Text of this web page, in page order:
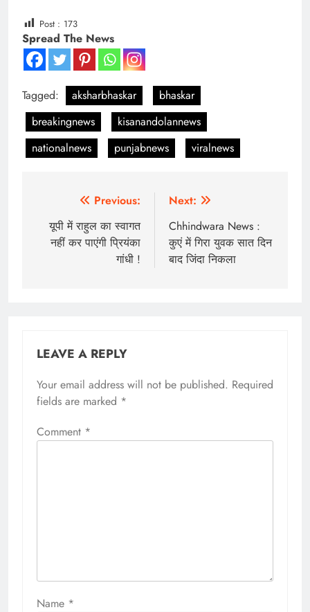
Post : 173
Spread The News
Tagged: aksharbhaskar
bhaskar
breakingnews
kisanandolannews
nationalnews
punjabnews viralnews
navigation
Previous:
यूपी में राहुल का स्‍वागत
नहीं कर पाएंगी प्र‍ियंका
गांधी !
Next:
Chhindwara News :
कुएं में गिरा युवक सात दिन
बाद जिंदा निकला
LEAVE A REPLY
Your email address will not be published. Required
fields are marked *
Comment *
Name *